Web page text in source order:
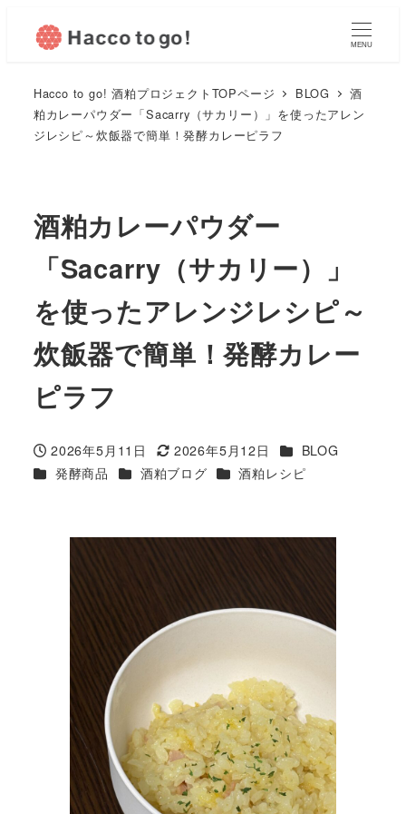
MENU
Hacco to go! 酒粕プロジェクトTOPページ BLOG
酒
粕カレーパウダー「Sacarry（サカリー）」を使ったアレン
ジレシピ～炊飯器で簡単！発酵カレーピラフ
酒粕カレーパウダー
「Sacarry（サカリー）」
を使ったアレンジレシピ～
炊飯器で簡単！発酵カレー
ピラフ
投稿日
2026年5月11日
更新日
2026年5月12日 カテゴリー
BLOG
カテゴリー
発酵商品 カテゴリー
酒粕ブログ カテゴリー
酒粕レシピ